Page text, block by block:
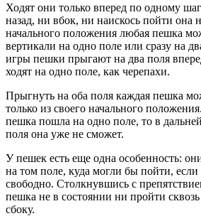
Ходят они только вперед по одному
назад, ни вбок, ни наискось пойти она
начального положения любая пешка
вертикали на одно поле или сразу на
игры пешки прыгают на два поля
ходят на одно поле, как черепахи.
Прыгнуть на оба поля каждая пешка
только из своего начального
пешка пошла на одно поле, то в
поля она уже не сможет.
У пешек есть еще одна особенность:
на том поле, куда могли бы пойти,
свободно. Столкнувшись с
пешка не в состоянии ни пройти
сбоку.